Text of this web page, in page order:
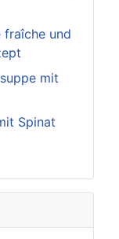
fraîche und
mit
Spinat